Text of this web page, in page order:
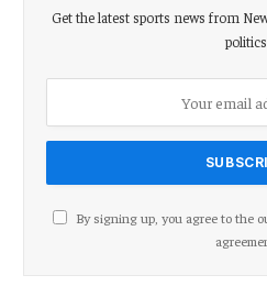
Get the latest sports news from
By signing up, you agree to the